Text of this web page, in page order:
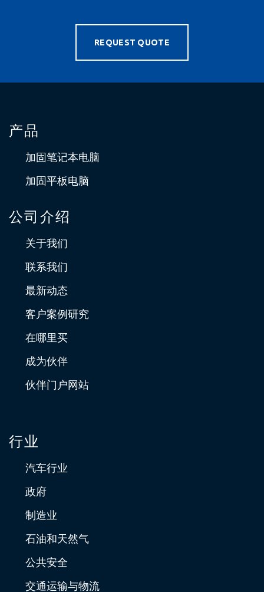
REQUEST QUOTE
产品
加固笔记本电脑
加固平板电脑
公司介绍
关于我们
联系我们
最新动态
客户案例研究
在哪里买
成为伙伴
伙伴门户网站
行业
汽车行业
政府
制造业
石油和天然气
公共安全
交通运输与物流